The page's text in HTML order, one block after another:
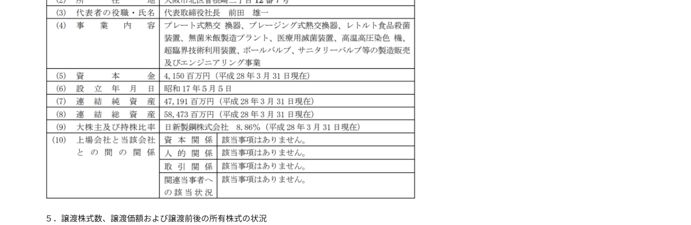
５．譲渡株式数、譲渡価額および譲渡前後の所有株式の状況